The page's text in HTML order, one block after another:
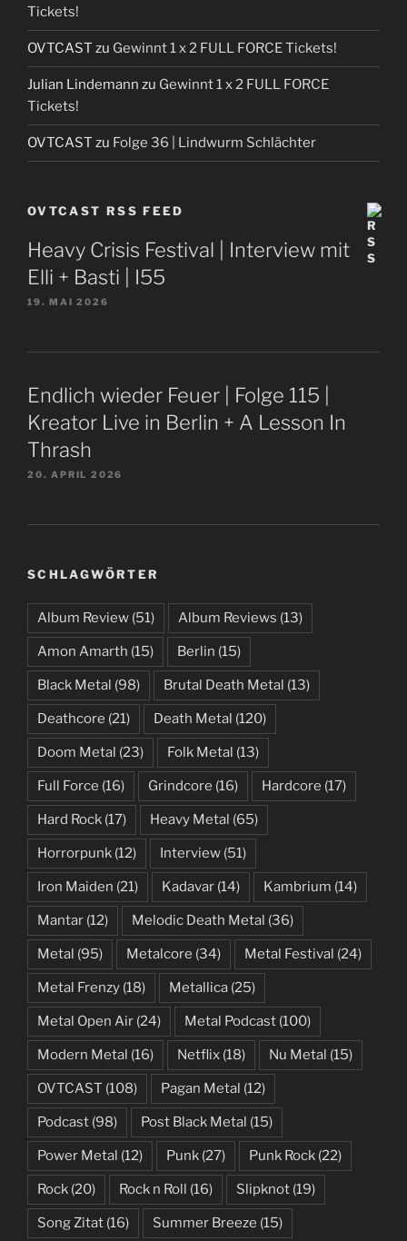
Tickets!
OVTCAST zu Gewinnt 1 x 2 FULL FORCE Tickets!
Julian Lindemann zu Gewinnt 1 x 2 FULL FORCE
Tickets!
OVTCAST zu Folge 36 | Lindwurm Schlächter
OVTCAST RSS FEED
Heavy Crisis Festival | Interview mit
Elli + Basti | I55
19. MAI 2026
Endlich wieder Feuer | Folge 115 |
Kreator Live in Berlin + A Lesson In
Thrash
20. APRIL 2026
SCHLAGWÖRTER
Album Review (51) Album Reviews (13)
Amon Amarth (15) Berlin (15)
Black Metal (98) Brutal Death Metal (13)
Deathcore (21) Death Metal (120)
Doom Metal (23) Folk Metal (13)
Full Force (16) Grindcore (16) Hardcore (17)
Hard Rock (17) Heavy Metal (65)
Horrorpunk (12) Interview (51)
Iron Maiden (21) Kadavar (14) Kambrium (14)
Mantar (12) Melodic Death Metal (36)
Metal (95) Metalcore (34) Metal Festival (24)
Metal Frenzy (18) Metallica (25)
Metal Open Air (24) Metal Podcast (100)
Modern Metal (16) Netflix (18) Nu Metal (15)
OVTCAST (108) Pagan Metal (12)
Podcast (98) Post Black Metal (15)
Power Metal (12) Punk (27) Punk Rock (22)
Rock (20) Rock n Roll (16) Slipknot (19)
Song Zitat (16) Summer Breeze (15)